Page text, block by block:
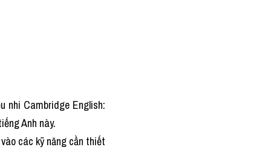
nhi Cambridge English:
Anh này.
các kỹ năng cần thiết